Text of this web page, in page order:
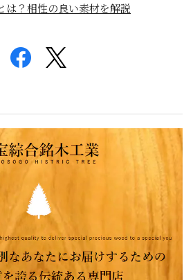
は？相性の良い素材を解説